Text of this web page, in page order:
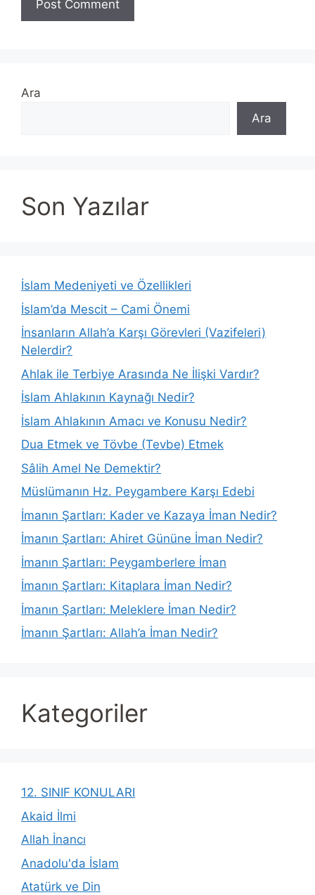
Ara
Ara
Son Yazılar
İslam Medeniyeti ve Özellikleri
İslam’da Mescit – Cami Önemi
İnsanların Allah’a Karşı Görevleri (Vazifeleri)
Nelerdir?
Ahlak ile Terbiye Arasında Ne İlişki Vardır?
İslam Ahlakının Kaynağı Nedir?
İslam Ahlakının Amacı ve Konusu Nedir?
Dua Etmek ve Tövbe (Tevbe) Etmek
Sâlih Amel Ne Demektir?
Müslümanın Hz. Peygambere Karşı Edebi
İmanın Şartları: Kader ve Kazaya İman Nedir?
İmanın Şartları: Ahiret Gününe İman Nedir?
İmanın Şartları: Peygamberlere İman
İmanın Şartları: Kitaplara İman Nedir?
İmanın Şartları: Meleklere İman Nedir?
İmanın Şartları: Allah’a İman Nedir?
Kategoriler
12. SINIF KONULARI
Akaid İlmi
Allah İnancı
Anadolu'da İslam
Atatürk ve Din